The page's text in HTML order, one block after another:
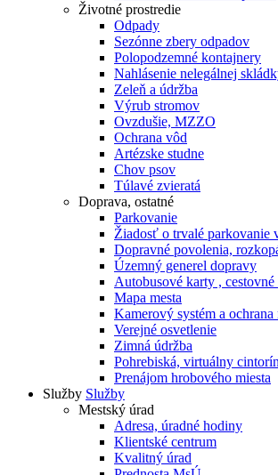
Životné prostredie
Odpady
Sezónne zbery odpadov
Polopodzemné kontajnery
Nahlásenie nelegálnej
Zeleň a údržba
Výrub stromov
Ovzdušie, MZZO
Ochrana vôd
Artézske studne
Chov psov
Túlavé zvieratá
Doprava, ostatné
Parkovanie
Žiadosť o trvalé parkovanie
Dopravné povolenia,
Územný generel dopravy
Autobusové karty ,
Mapa mesta
Kamerový systém a ochrana
Verejné osvetlenie
Zimná údržba
Pohrebiská, virtuálny cintorín
Prenájom hrobového miesta
Služby Služby
Mestský úrad
Adresa, úradné hodiny
Klientské centrum
Kvalitný úrad